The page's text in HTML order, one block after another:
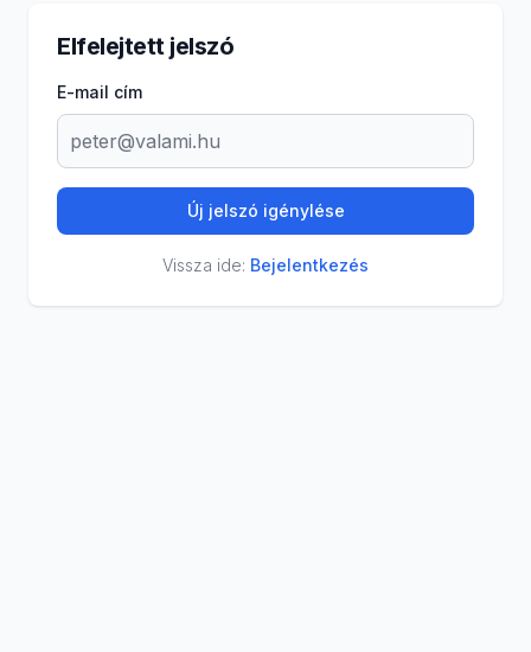
Elfelejtett jelszó
E-mail cím
Új jelszó igénylése
Vissza ide: Bejelentkezés